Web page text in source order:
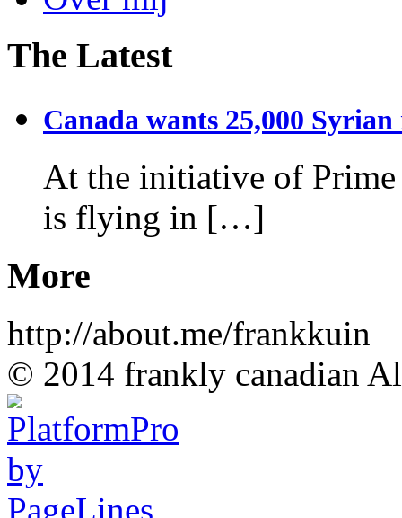
The Latest
Canada wants 25,000 Syrian
At the initiative of Prime
is flying in […]
More
http://about.me/frankkuin
© 2014 frankly canadian